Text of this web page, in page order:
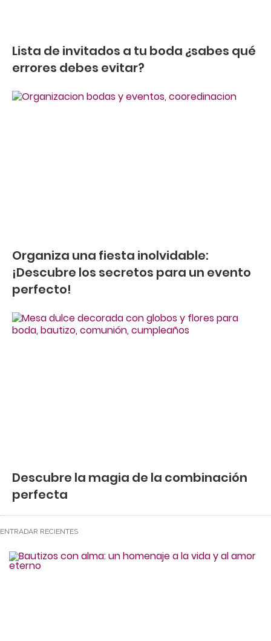
Lista de invitados a tu boda ¿sabes qué
errores debes evitar?
Organiza una fiesta inolvidable:
¡Descubre los secretos para un evento
perfecto!
Descubre la magia de la combinación
perfecta
ENTRADAR RECIENTES